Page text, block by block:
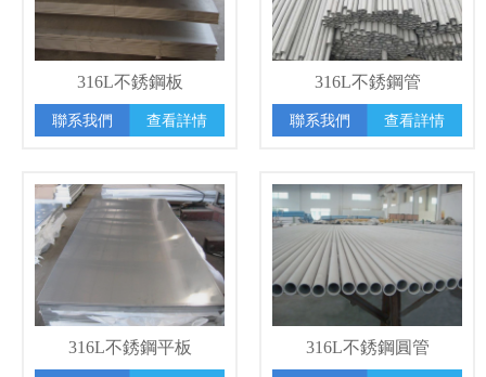
316L不銹鋼板
聯系我們 查看詳情
316L不銹鋼管
聯系我們 查看詳情
316L不銹鋼平板 316L不銹鋼圓管